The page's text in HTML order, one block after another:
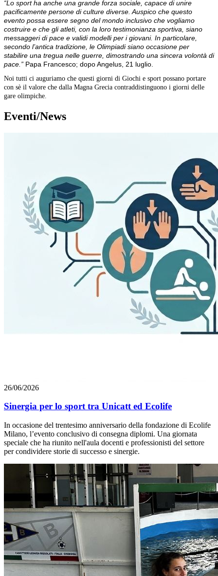
“Lo sport ha anche una grande forza sociale, capace di unire
pacificamente persone di culture diverse. Auspico che questo
evento possa essere segno del mondo inclusivo che vogliamo
costruire e che gli atleti, con la loro testimonianza sportiva, siano
messaggeri di pace e validi modelli per i giovani. In particolare,
secondo l’antica tradizione, le Olimpiadi siano occasione per
stabilire una tregua nelle guerre, dimostrando una sincera volontà di
pace.” Papa Francesco; dopo Angelus, 21 luglio.
Noi tutti ci auguriamo che questi giorni di Giochi e sport possano portare
con sè il valore che dalla Magna Grecia contraddistinguono i giorni delle
gare olimpiche.
Eventi/News
26/06/2026
Sinergia per lo sport tra Unicatt ed Ecolife
In occasione del trentesimo anniversario della fondazione di Ecolife
Milano, l’evento conclusivo di consegna diplomi. Una giornata
speciale che ha riunito nell'aula docenti e professionisti del settore
per condividere storie di successo e sinergie.